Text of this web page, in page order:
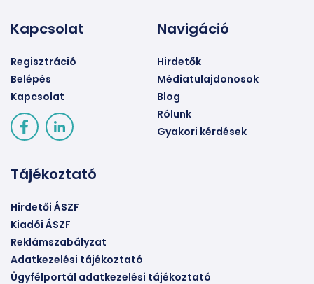
Kapcsolat
Regisztráció
Belépés
Kapcsolat
Navigáció
Hirdetők
Médiatulajdonosok
Blog
Rólunk
Gyakori kérdések
Tájékoztató
Hirdetői ÁSZF
Kiadói ÁSZF
Reklámszabályzat
Adatkezelési tájékoztató
Ügyfélportál adatkezelési tájékoztató